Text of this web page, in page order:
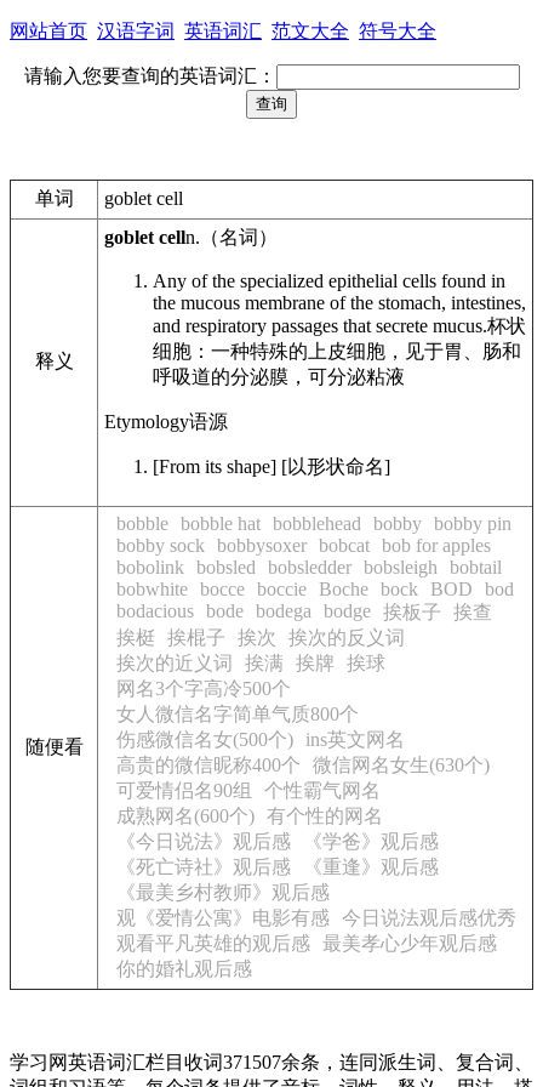
网站首页 汉语字词 英语词汇 范文大全 符号大全
请输入您要查询的英语词汇：
单词 goblet cell
释义
goblet celln. （名词）
Any of the specialized epithelial cells found in
the mucous membrane of the stomach, intestines,
and respiratory passages that secrete mucus.杯状
细胞：一种特殊的上皮细胞，见于胃、肠和
呼吸道的分泌膜，可分泌粘液
Etymology语源
[From its shape] [以形状命名]
随便看
bobble bobble hat bobblehead bobby bobby pin
bobby sock
bobbysoxer bobcat bob for apples
bobolink
bobsled bobsledder bobsleigh
bobtail
bobwhite bocce boccie Boche bock BOD
bod
bodacious bode bodega bodge 挨板子
挨查
挨梃
挨棍子 挨次
挨次的反义词
挨次的近义词
挨满 挨牌
挨球
网名3个字高冷500个
女人微信名字简单气质800个
伤感微信名女(500个)
ins英文网名
高贵的微信昵称400个
微信网名女生(630个)
可爱情侣名90组
个性霸气网名
成熟网名(600个) 有个性的网名
《今日说法》观后感
《学爸》观后感
《死亡诗社》观后感
《重逢》观后感
《最美乡村教师》观后感
观《爱情公寓》电影有感
今日说法观后感优秀
观看平凡英雄的观后感
最美孝心少年观后感
你的婚礼观后感
学习网英语词汇栏目收词371507余条，连同派生词、复合词、